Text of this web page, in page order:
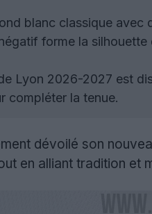
blanc classique avec
forme la
Lyon 2026-2027 est
compléter la tenue.
dévoilé son
en alliant tradition et